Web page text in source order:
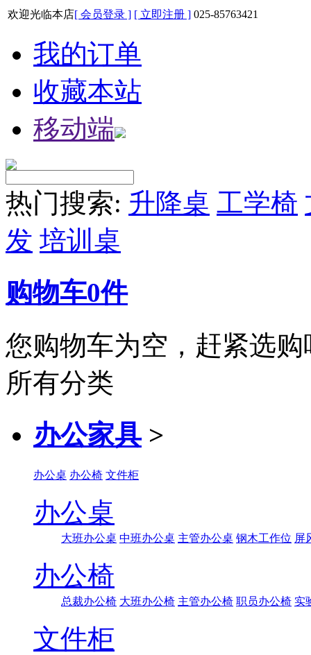
欢迎光临本店[ 会员登录 ] [ 立即注册 ] 025-85763421
我的订单
收藏本站
移动端
热门搜索: 升降桌 工学椅
发 培训桌
购物车0件
您购物车为空，赶紧选购
所有分类
办公家具 >
办公桌 办公椅 文件柜
办公桌
大班办公桌 中班办公桌 主管办公桌 钢木工作位 屏
办公椅
总裁办公椅 大班办公椅 主管办公椅 职员办公椅 实
文件柜